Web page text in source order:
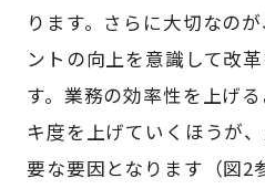
ります。さらに大切なの
ントの向上を意識して改
す。業務の効率性を上げ
キ度を上げていくほうが
要な要因となります（図2